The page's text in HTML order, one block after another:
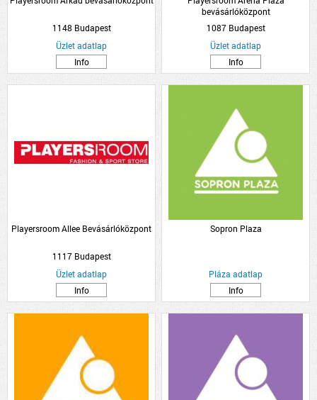
1148 Budapest
Üzlet adatlap
Info
bevásárlóközpont
1087 Budapest
Üzlet adatlap
Info
Playersroom Allee Bevásárlóközpont
1117 Budapest
Üzlet adatlap
Info
Sopron Plaza
Pláza adatlap
Info